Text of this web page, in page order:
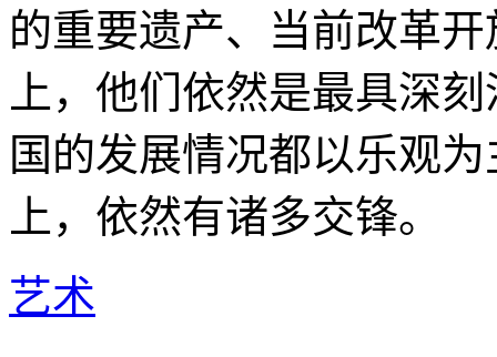
的重要遗产、当前改革
上，他们依然是最具深
国的发展情况都以乐观
上，依然有诸多交锋。
艺术